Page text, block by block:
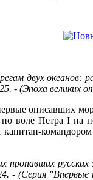
двух океанов:
- (Эпоха великих
описавших
воле Петра I на
капитан-
пропавших
- (Серия "Впервые